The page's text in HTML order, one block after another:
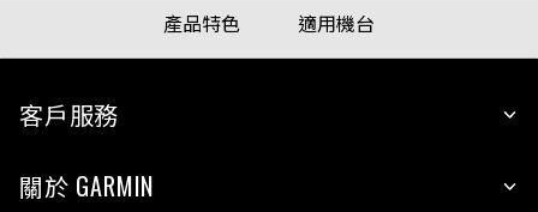
產品特色 適用機台
客戶服務
關於 GARMIN